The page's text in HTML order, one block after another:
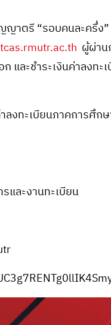
าตรี “รอบคนละครึ่ง
tcas.rmutr.ac.th ผู้ผ่าน
และชำระเงินค่าลงทะ
งทะเบียนภาคการศึก
และงานทะเบียน